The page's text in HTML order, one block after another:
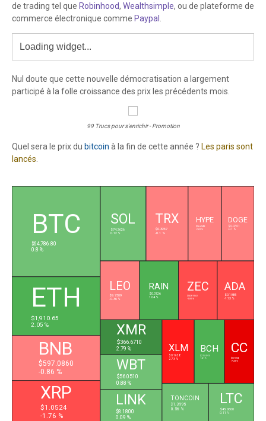
de trading tel que Robinhood, Wealthsimple, ou de plateforme de
commerce électronique comme Paypal
Nul doute que cette nouvelle démocratisation a largement
participé à la folle croissance des prix les précédents mois.
99 Trucs pour s'enrichir - Promotion
Quel sera le prix du bitcoin à la fin de cette année ? Les paris sont
lancés
BTC
$64,786.80
0.8 %
ETH
$1,910.65
2.05 %
BNB
$597.0860
-0.86 %
XRP
$1.0524
-1.76 %
SOL
$74.2626
0.12 %
TRX
$0.3267
-0.1 %
HYPE
$56.4248
-0.69 %
DOGE
$0.0701
-0.1 %
LEO
$9.7509
-0.36 %
RAIN
$0.0126
1.04 %
ZEC
$508.9160
-1.81 %
ADA
$0.1885
-1.13 %
XMR
$366.6710
2.79 %
WBT
$56.0510
0.88 %
LINK
$8.1800
0.09 %
XLM
$0.1628
-2.73 %
BCH
$215.0910
1.41 %
CC
$0.1014
-7.23 %
TONCOIN
$1.3995
0.56 %
LTC
$45.0600
0.11 %
L